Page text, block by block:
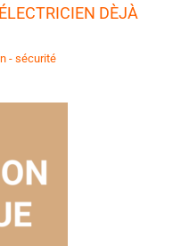
DÈJÀ
- sécurité